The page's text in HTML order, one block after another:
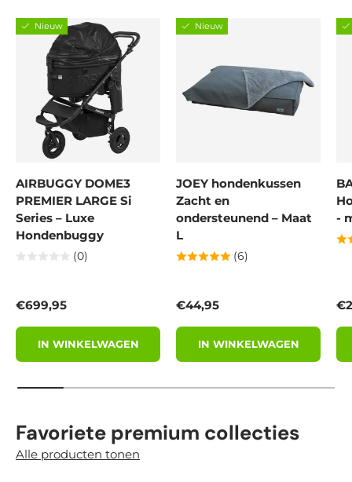
Nieuw
AIRBUGGY DOME3
PREMIER LARGE Si
Series – Luxe
Hondenbuggy
(0)
Reguliere prijs
€699,95
IN WINKELWAGEN
Nieuw
JOEY hondenkussen
Zacht en
ondersteunend – Maat
L
(6)
Reguliere prijs
€44,95
IN WINKELWAGEN
-
Favoriete premium collecties
Alle producten tonen